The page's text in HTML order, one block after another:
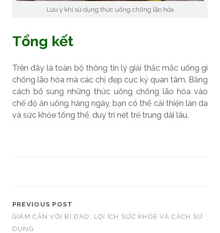
Lưu ý khi sử dụng thức uống chống lão hóa
Tổng kết
Trên đây là toàn bộ thông tin lý giải thắc mắc uống gì
chống lão hóa mà các chị đẹp cực kỳ quan tâm. Bằng
cách bổ sung những thức uống chống lão hóa vào
chế độ ăn uống hàng ngày, bạn có thể cải thiện làn da
và sức khỏe tổng thể, duy trì nét trẻ trung dài lâu.
PREVIOUS POST
GIẢM CÂN VỚI BÍ ĐAO: LỢI ÍCH SỨC KHỎE VÀ CÁCH SỬ
DỤNG